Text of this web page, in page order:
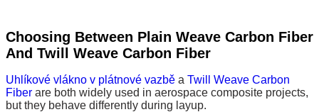
Choosing Between Plain Weave Carbon Fiber
And Twill Weave Carbon Fiber
Uhlíkové vlákno v plátnové vazbě a Twill Weave Carbon
Fiber are both widely used in aerospace composite projects,
but they behave differently during layup.